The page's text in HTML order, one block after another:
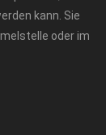
kann. Sie
oder im